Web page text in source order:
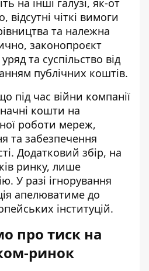
на інші галузі, як-от
відсутні чіткі вимоги
та належна
законопроєкт
та суспільство від
публічних коштів.
під час війни компанії
кошти на
роботи мереж,
та забезпечення
Додатковий збір, на
ринку, лише
У разі ігнорування
апелюватиме до
інституцій.
про тиск на
ринок